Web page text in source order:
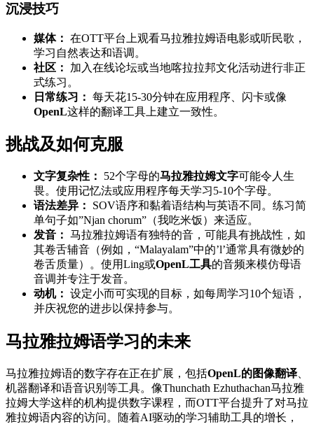
沉浸技巧
媒体： 在OTT平台上观看马拉雅拉姆语电影或听民歌，
学习自然表达和语调。
社区：
加入在线论坛或当地喀拉拉邦文化活动进行非正
式练习。
日常练习： 每天花15-30分钟在应用程序、闪卡或像
OpenL这样的翻译工具上建立一致性。
挑战及如何克服
文字复杂性： 52个字母的马拉雅拉姆文字可能令人生
畏。使用记忆法或应用程序每天学习5-10个字母。
语法差异：
SOV语序和黏着语结构与英语不同。练习简
单句子如”Njan chorum”（我吃米饭）来适应。
发音： 马拉雅拉姆语有独特的音，可能具有挑战性，如
其卷舌辅音（例如，“Malayalam”中的’l’通常具有微妙的
卷舌质量）。使用Ling或OpenL工具的音频来模仿母语
音调并专注于发音。
动机： 设定小而可实现的目标，如每周学习10个短语，
并庆祝您的进步以保持参与。
马拉雅拉姆语学习的未来
马拉雅拉姆语的数字存在正在扩展，包括OpenL的图像翻译
机器翻译和语音识别等工具。像Thunchath Ezhuthachan马拉雅
拉姆大学这样的机构提供数字课程，而OTT平台提升了对马拉
雅拉姆语内容的访问。随着AI驱动的学习辅助工具的增长，